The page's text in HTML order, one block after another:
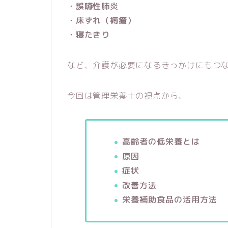
・誤嚥性肺炎
・床ずれ（褥瘡）
・寝たきり
など、介護が必要になるきっかけにもつ
今回は管理栄養士の視点から、
高齢者の低栄養とは
原因
症状
改善方法
栄養補助食品の活用方法